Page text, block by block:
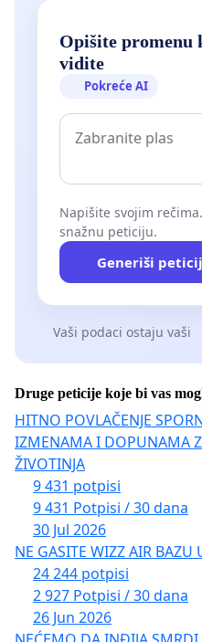
Opišite promenu
vidite
Pokreće AI
Napišite svojim
snažnu peticiju.
Generiši
Vaši podaci ostaju vaši
Druge peticije koje bi vas
HITNO POVLAČENJE
IZMENAMA I DOPUNAMA
ŽIVOTINJA
9 431 potpisi
9 431 Potpisi / 30 dana
30 Jul 2026
NE GASITE WIZZ AIR BAZU
24 244 potpisi
2 927 Potpisi / 30 dana
26 Jun 2026